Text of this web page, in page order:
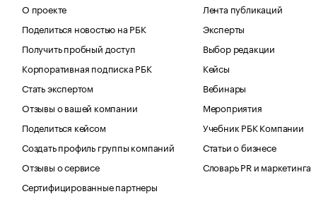
О проекте
Поделиться новостью на РБК
Получить пробный доступ
Корпоративная подписка РБК
Стать экспертом
Отзывы о вашей компании
Поделиться кейсом
Создать профиль группы компаний
Отзывы о сервисе
Сертифицированные партнеры
Лента публикаций
Эксперты
Выбор редакции
Кейсы
Вебинары
Мероприятия
Учебник РБК Компании
Статьи о бизнесе
Словарь PR и маркетинга